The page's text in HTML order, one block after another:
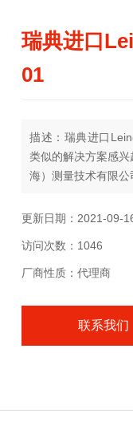
瑞典进口
01
描述：瑞典进口
类似的解决方案感
海）测量技术有限公
更新日期：2021-09-
访问次数：1046
厂商性质：代理商
联系我们